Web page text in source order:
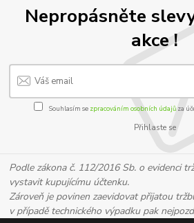
Nepropásněte
akce !
Souhlasím se zpracováním osobních údajůza
Přihlaste se
Podle zákona č. 112/2016 Sb. o evidenci
vystavit kupujícímu účtenku.
Zároveň je povinen zaevidovat přijatou
v případě technického výpadku pak